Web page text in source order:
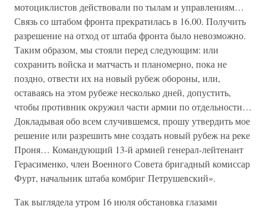
мотоциклистов действовали по тылам и управлениям…
Связь со штабом фронта прекратилась в 16.00. Получить
разрешение на отход от штаба фронта было невозможно.
Таким образом, мы стояли перед следующим: или
сохранить войска и матчасть и планомерно, пока не
поздно, отвести их на новый рубеж обороны, или,
оставаясь на этом рубеже несколько дней, допустить,
чтобы противник окружил части армии по отдельности…
Докладывая обо всем случившемся, прошу утвердить мое
решение или разрешить мне создать новый рубеж на реке
Проня… Командующий 13-й армией генерал-лейтенант
Герасименко, член Военного Совета бригадный комиссар
Фурт, начальник штаба комбриг Петрушевский».
Так выглядела утром 16 июля обстановка глазами